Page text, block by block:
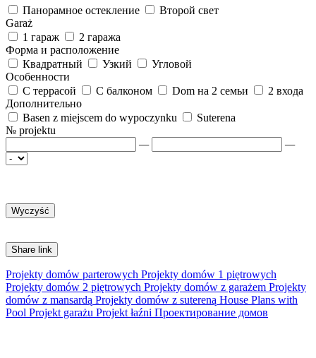
Панорамное остекление
Второй свет
Garaż
1 гараж
2 гаража
Форма и расположение
Квадратный
Узкий
Угловой
Особенности
С террасой
С балконом Dom на 2 семьи
2 входа
Дополнительно
Basen z miejscem do wypoczynku
Suterena
№ projektu
—
—
Share link
Projekty domów parterowych Projekty domów 1 piętrowych
Projekty domów 2 piętrowych Projekty domów z garażem Projekty
domów z mansardą Projekty domów z sutereną House Plans with
Pool Projekt garażu Projekt łaźni Проектирование домов